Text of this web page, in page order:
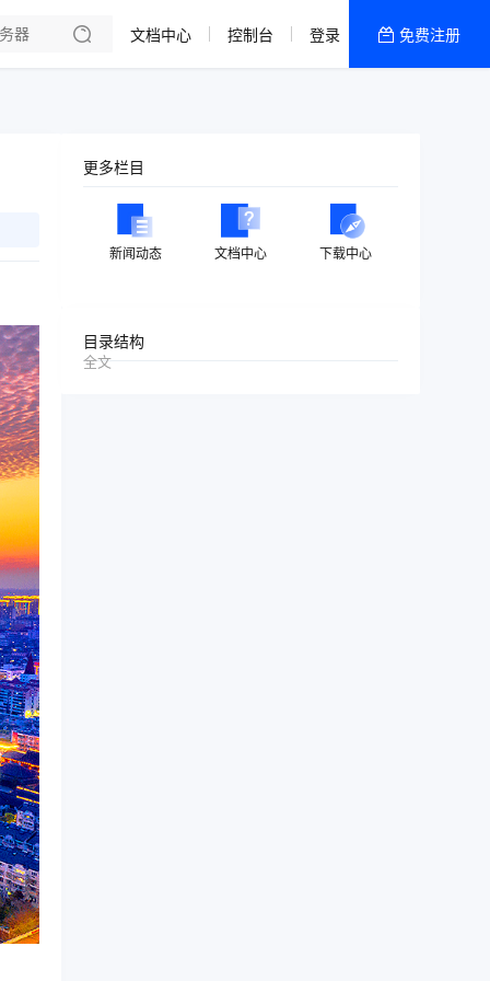
美国高防2区[推荐]
文档中心 控制台 登录 免费注册
更多栏目
新闻动态 文档中心 下载中心
目录结构
全文